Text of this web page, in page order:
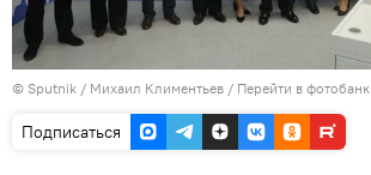
© Sputnik / Михаил Климентьев / Перейти в фотобанк
Подписаться